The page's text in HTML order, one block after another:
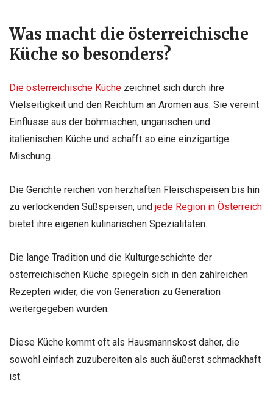
Was macht die österreichische
Küche so besonders?
Die österreichische Küche zeichnet sich durch ihre
Vielseitigkeit und den Reichtum an Aromen aus. Sie vereint
Einflüsse aus der böhmischen, ungarischen und
italienischen Küche und schafft so eine einzigartige
Mischung.
Die Gerichte reichen von herzhaften Fleischspeisen bis hin
zu verlockenden Süßspeisen, und jede Region in Österreich
bietet ihre eigenen kulinarischen Spezialitäten.
Die lange Tradition und die Kulturgeschichte der
österreichischen Küche spiegeln sich in den zahlreichen
Rezepten wider, die von Generation zu Generation
weitergegeben wurden.
Diese Küche kommt oft als Hausmannskost daher, die
sowohl einfach zuzubereiten als auch äußerst schmackhaft
ist.